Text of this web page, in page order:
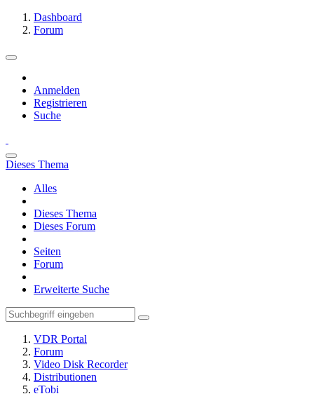
Dashboard
Forum
Anmelden
Registrieren
Suche
Dieses Thema
Alles
Dieses Thema
Dieses Forum
Seiten
Forum
Erweiterte Suche
VDR Portal
Forum
Video Disk Recorder
Distributionen
eTobi